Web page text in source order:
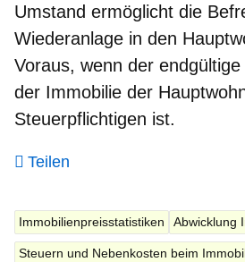
Umstand ermöglicht die
Wiederanlage in den
Voraus, wenn der
der Immobilie der
Steuerpflichtigen ist.
Teilen
Immobilienpreisstatistiken Abwicklung
Steuern und Nebenkosten beim